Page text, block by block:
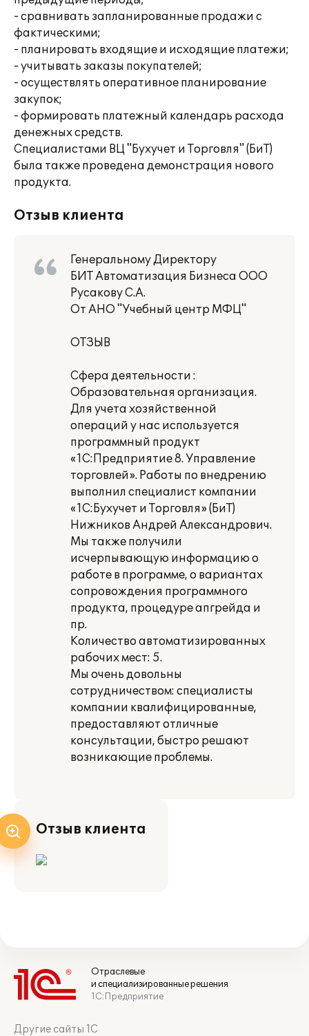
- сравнивать запланированные продажи с
фактическими;
- планировать входящие и исходящие платежи;
- учитывать заказы покупателей;
- осуществлять оперативное планирование
закупок;
- формировать платежный календарь расхода
денежных средств.
Специалистами ВЦ "Бухучет и Торговля" (БиТ)
была также проведена демонстрация нового
продукта.
Отзыв клиента
Генеральному Директору
БИТ Автоматизация Бизнеса ООО
Русакову С.А.
От АНО "Учебный центр МФЦ"
ОТЗЫВ
Сфера деятельности :
Образовательная организация.
Для учета хозяйственной
операций у нас используется
программный продукт
«1С:Предприятие 8. Управление
торговлей». Работы по внедрению
выполнил специалист компании
«1С:Бухучет и Торговля» (БиТ)
Нижников Андрей Александрович.
Мы также получили
исчерпывающую информацию о
работе в программе, о вариантах
сопровождения программного
продукта, процедуре апгрейда и
пр.
Количество автоматизированных
рабочих мест: 5.
Мы очень довольны
сотрудничеством: специалисты
компании квалифицированные,
предоставляют отличные
консультации, быстро решают
возникающие проблемы.
Отзыв клиента
Отраслевые
и специализированные решения
1С:Предприятие
Другие сайты 1С